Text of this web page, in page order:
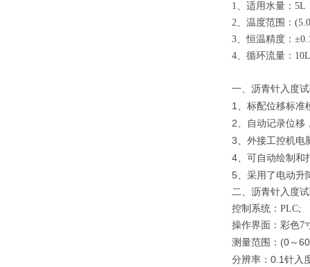
1、适用水量： 5L
2、温度范围： (5.0
3、恒温精度：±
4、循环流量：
一、沥青针入度
1 、 标配位移标准
2、 自动记录位移
3、 外接工控机电
4、可自动绘制和
5、采用了 电动升
二、沥青针入度
控制系统： PLC;
操作界面：彩色7
测量范围： (0 ～
分辨率： 0.1 针入